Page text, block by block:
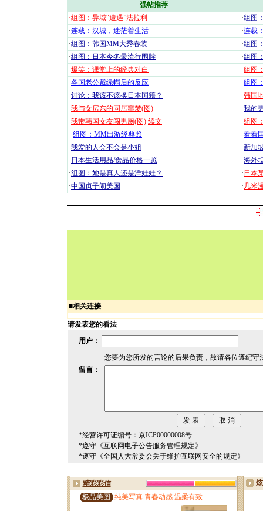
强帖推荐
·组图：异域“遭遇”法拉利 ·组图
·连载：汉城，迷茫着生活 ·连载
·组图：韩国MM大秀春装 ·组图
·组图：日本今冬最流行围脖 ·组图
·爆笑：课堂上的经典对白 ·组图
·各国老公戴绿帽后的反应 ·组图
·讨论：我该不该换日本国籍？ ·韩国
·我与女房东的同居噩梦(图) ·我的
·我带韩国女友闯男厕(图) 续文 ·组图
· 组图：MM出游经典照 ·看看
·我爱的人会不会是小姐 ·新加
· 日本生活用品/食品价格一览 ·海外
·组图：她是真人还是洋娃娃？ · 日本
·中国贞子闹美国 · 几米
■相关连接
请发表您的看法
用户：
您要为您所发的言论的后果负责，故请各位遵纪守
留言：
*经营许可证编号：京ICP00000008号
*遵守《互联网电子公告服务管理规定》
*遵守《全国人大常委会关于维护互联网安全的规定》